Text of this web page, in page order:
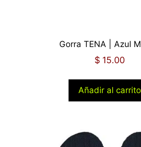
Gorra TENA | Azul
$ 15.00
Añadir al carrito